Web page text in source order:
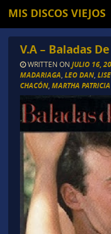
MIS DISCOS VIEJOS
V.A – Baladas
WRITTEN ON JULIO 16,
MADARIAGA LEO DAN,
CHACÓN, MARTHA PATRICIA